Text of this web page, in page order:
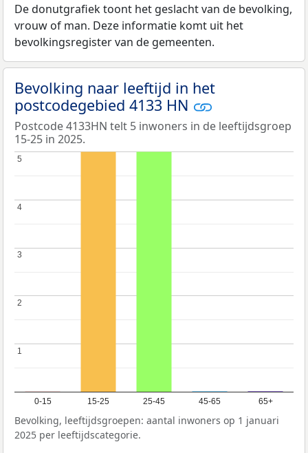
De donutgrafiek toont het geslacht van de bevolking,
vrouw of man. Deze informatie komt uit het
bevolkingsregister van de gemeenten.
Bevolking naar leeftijd in het
postcodegebied 4133 HN
Postcode 4133HN telt 5 inwoners in de leeftijdsgroep
15-25 in 2025.
0-15 15-25 25-45 45-65 65+
1
1
2
2
3
3
4
4
5
5
Bevolking, leeftijdsgroepen: aantal inwoners op 1 januari
2025 per leeftijdscategorie.